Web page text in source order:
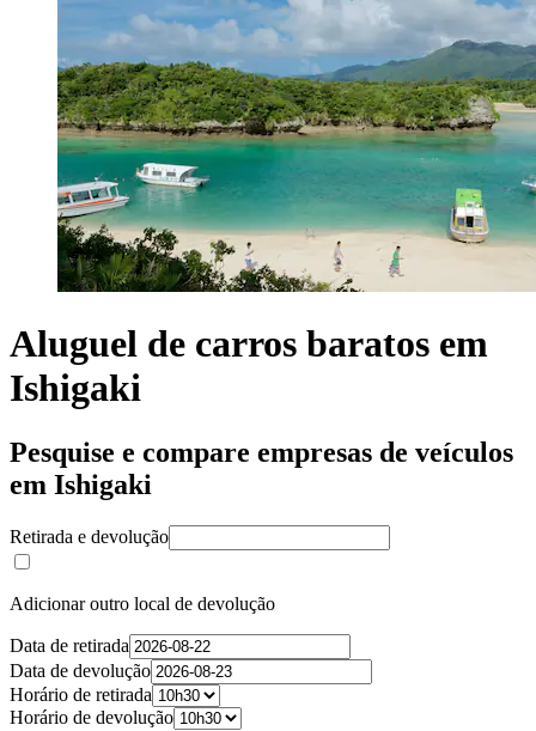
Aluguel de carros baratos em
Ishigaki
Pesquise e compare empresas de veículos
em Ishigaki
Retirada e devolução
Adicionar outro local de devolução
Data de retirada
Data de devolução
Horário de retirada
Horário de devolução